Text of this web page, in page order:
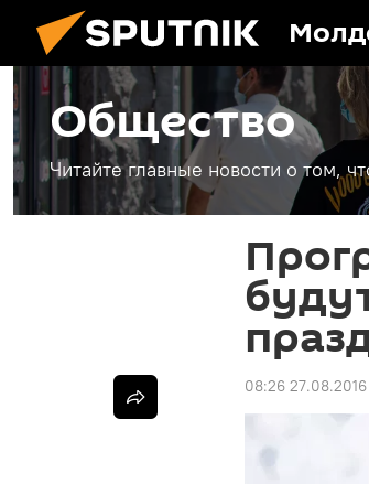
Общество
Читайте главные новости о том,
08:26 27.08.2016